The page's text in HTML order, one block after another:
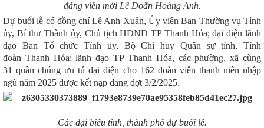
đảng viên mới Lê Doãn Hoàng Anh.
Dự buổi lễ có đồng chí Lê Anh Xuân, Ủy viên Ban Thường vụ Tỉnh
ủy, Bí thư Thành ủy, Chủ tịch HĐND TP Thanh Hóa;đại diện lãnh
đạo Ban Tổ chức Tỉnh ủy, Bộ Chỉ huy Quân sự tỉnh,
Tỉnh
đoàn Thanh Hóa; lãnh đạo TP Thanh Hóa, các phường, xã cùng
31 quần chúng ưu tú đại diện cho 162 đoàn viên thanh niên nhập
ngũ năm 2025 được kết nạp đảng đợt 3/2/2025.
Các đại biểu tỉnh, thành phốdự buổi lễ.